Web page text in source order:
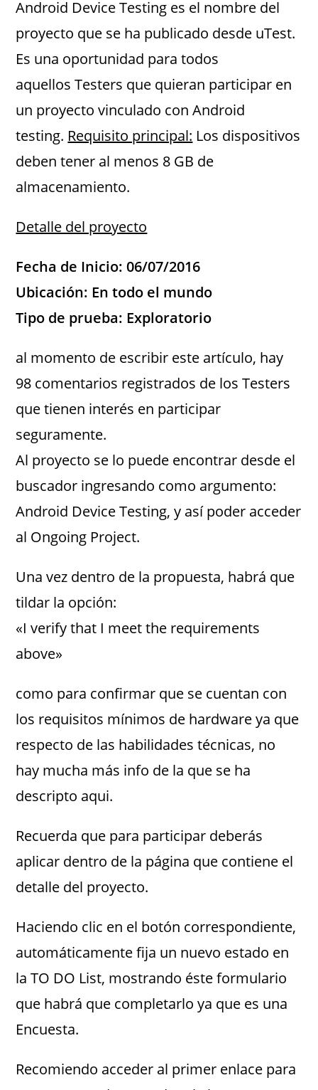
Android Device Testing es el nombre del
proyecto que se ha publicado desde uTest.
Es una oportunidad para todos
aquellos Testers que quieran participar en
un proyecto vinculado con Android
testing. Requisito principal: Los dispositivos
deben tener al menos 8 GB de
almacenamiento.
Detalle del proyecto
Fecha de Inicio: 06/07/2016
Ubicación: En todo el mundo
Tipo de prueba: Exploratorio
al momento de escribir este artículo, hay
98 comentarios registrados de los Testers
que tienen interés en participar
seguramente.
Al proyecto se lo puede encontrar desde el
buscador ingresando como argumento:
Android Device Testing, y así poder acceder
al Ongoing Project.
Una vez dentro de la propuesta, habrá que
tildar la opción:
«I verify that I meet the requirements
above»
como para confirmar que se cuentan con
los requisitos mínimos de hardware ya que
respecto de las habilidades técnicas, no
hay mucha más info de la que se ha
descripto aqui.
Recuerda que para participar deberás
aplicar dentro de la página que contiene el
detalle del proyecto.
Haciendo clic en el botón correspondiente,
automáticamente fija un nuevo estado en
la TO DO List, mostrando éste formulario
que habrá que completarlo ya que es una
Encuesta.
Recomiendo acceder al primer enlace para